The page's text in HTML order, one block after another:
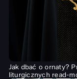
Jak dbać o ornaty?
liturgicznych read-